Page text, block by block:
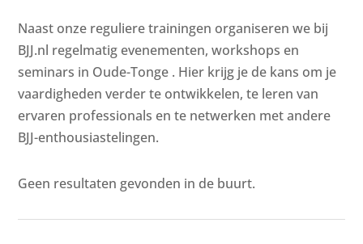
Naast onze reguliere trainingen organiseren we bij
BJJ.nl regelmatig evenementen, workshops en
seminars in Oude-Tonge . Hier krijg je de kans om je
vaardigheden verder te ontwikkelen, te leren van
ervaren professionals en te netwerken met andere
BJJ-enthousiastelingen.
Geen resultaten gevonden in de buurt.